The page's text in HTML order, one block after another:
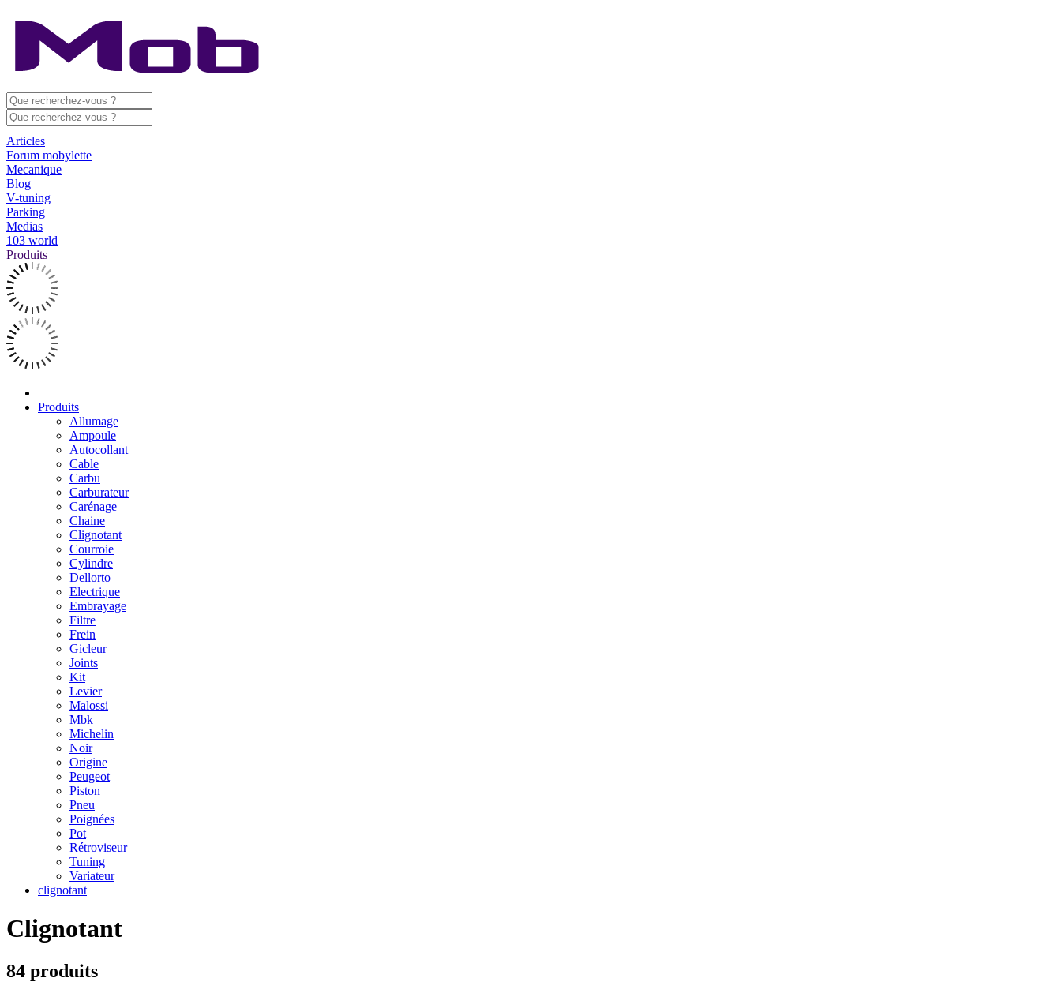
Articles
Forum mobylette
Mecanique
Blog
V-tuning
Parking
Medias
103 world
Produits
Produits
Allumage
Ampoule
Autocollant
Cable
Carbu
Carburateur
Carénage
Chaine
Clignotant
Courroie
Cylindre
Dellorto
Electrique
Embrayage
Filtre
Frein
Gicleur
Joints
Kit
Levier
Malossi
Mbk
Michelin
Noir
Origine
Peugeot
Piston
Pneu
Poignées
Pot
Rétroviseur
Tuning
Variateur
clignotant
Clignotant
84 produits